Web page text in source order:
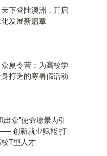
下登陆澳洲，开启
发展新篇章
夏令营：为高校学
打造的寒暑假活动
出众”使命愿景为引
创新就业赋能 打
T型人才